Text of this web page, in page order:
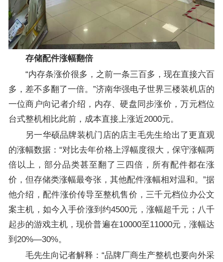
存储配件涨幅翻倍
“内存条涨价很多，之前一条三百多，现在直接六百
多，差不多翻了一倍。”济南华强电子世界三楼装机店的
一位商户向记者介绍，内存、硬盘同步涨价，万元档位
台式整机相比此前，成本直接上涨近2000元。
另一华硕品牌装机门店的店主毛先生给出了更直观
的涨幅数据：“对比去年价格上浮幅度很大，保守涨幅两
倍以上，部分品类甚至翻了三四倍，所有配件都在涨
价，但存储类涨幅最夸张，其他配件涨幅相对温和。”据
他介绍，配件涨价传导至整机售价，三千元档位办公文
案主机，如今入手价涨到约4500元，涨幅超千元；八千
起步的游戏主机，现价普遍在10000至11000元，涨幅达
到20%—30%。
毛先生向记者解释：“品牌厂商生产整机也要向外采